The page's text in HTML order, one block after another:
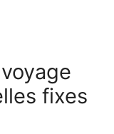
fixes